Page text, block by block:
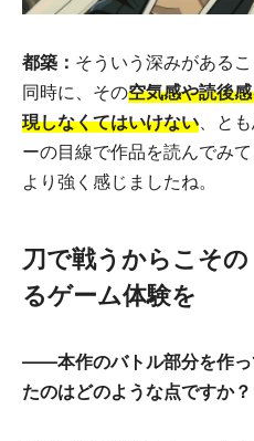
都築： そういう深みがある
同時に、その空気感や読後
現しなくてはいけない 、と
ーの目線で作品を読んでみ
より強く感じましたね。
刀で戦うからこそ
るゲーム体験を
――本作のバトル部分を作っ
たのはどのような点ですか？